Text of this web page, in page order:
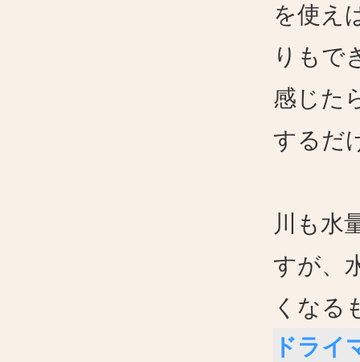
を使え
りもで
感じた
するだ
川も水
すが、
くなる
ドライ